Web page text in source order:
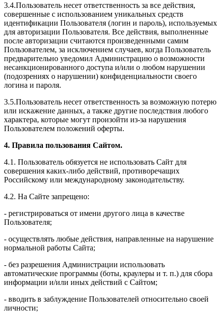
3.4.Пользователь несет ответственность за все действия,
совершенные с использованием уникальных средств
идентификации Пользователя (логин и пароль), используемых
для авторизации Пользователя. Все действия, выполненные
после авторизации считаются произведенными самим
Пользователем, за исключением случаев, когда Пользователь
предварительно уведомил Администрацию о возможности
несанкционированного доступа и/или о любом нарушении
(подозрениях о нарушении) конфиденциальности своего
логина и пароля.
3.5.Пользователь несет ответственность за возможную потерю
или искажение данных, а также другие последствия любого
характера, которые могут произойти из-за нарушения
Пользователем положений оферты.
4. Правила пользования Сайтом.
4.1. Пользователь обязуется не использовать Сайт для
совершения каких-либо действий, противоречащих
Российскому или международному законодательству.
4.2. На Сайте запрещено:
- регистрироваться от имени другого лица в качестве
Пользователя;
- осуществлять любые действия, направленные на нарушение
нормальной работы Сайта;
- без разрешения Администрации использовать
автоматические программы (боты, краулеры и т. п.) для сбора
информации и/или иных действий с Сайтом;
- вводить в заблуждение Пользователей относительно своей
личности;